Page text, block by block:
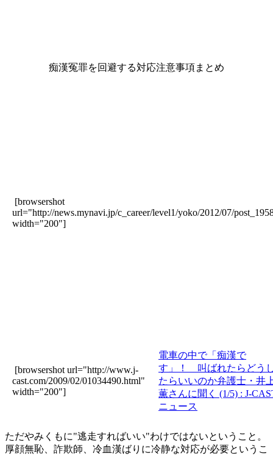
痴漢冤罪を回避する対応注意事項まとめ
[browsershot
url="http://news.mynavi.jp/c_career/level1/yoko/2012/07/
width="200"]
[browsershot url="http://www.j-
cast.com/2009/02/01034490.html"
width="200"]
電車の中で「痴漢で
す」！ 叫ばれたらどう
たらいいのか弁護士・井
薫さんに聞く (1/5) : J-
ニュース
ただやみくもに"逃走すればいい"わけではないということ。
厚顔無恥、詐欺師、冷血漢ばりに冷静な対応が必要というこ